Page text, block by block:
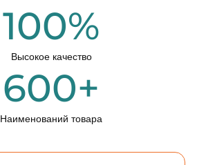
Высокое качество
100%
Наименований товара
600+